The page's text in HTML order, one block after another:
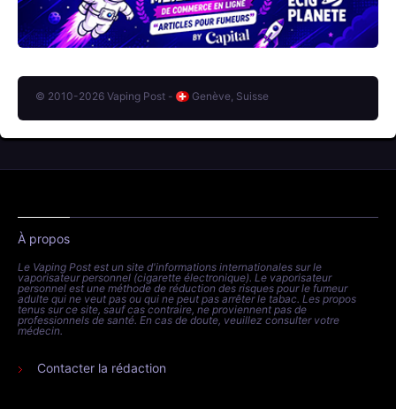
© 2010-2026 Vaping Post - Genève, Suisse
À propos
Le Vaping Post est un site d'informations internationales sur le
vaporisateur personnel (cigarette électronique). Le vaporisateur
personnel est une méthode de réduction des risques pour le fumeur
adulte qui ne veut pas ou qui ne peut pas arrêter le tabac. Les propos
tenus sur ce site, sauf cas contraire, ne proviennent pas de
professionnels de santé. En cas de doute, veuillez consulter votre
médecin.
Contacter la rédaction